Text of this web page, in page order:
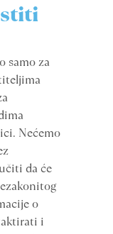
samo za
Nećemo
da će
o
i